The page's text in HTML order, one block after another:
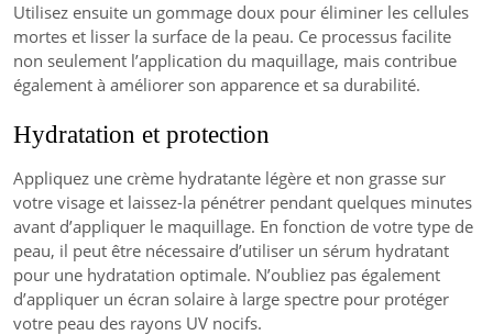
Utilisez ensuite un gommage doux pour éliminer les cellules
mortes et lisser la surface de la peau. Ce processus facilite
non seulement l’application du maquillage, mais contribue
également à améliorer son apparence et sa durabilité.
Hydratation et protection
Appliquez une crème hydratante légère et non grasse sur
votre visage et laissez-la pénétrer pendant quelques minutes
avant d’appliquer le maquillage. En fonction de votre type de
peau, il peut être nécessaire d’utiliser un sérum hydratant
pour une hydratation optimale. N’oubliez pas également
d’appliquer un écran solaire à large spectre pour protéger
votre peau des rayons UV nocifs.